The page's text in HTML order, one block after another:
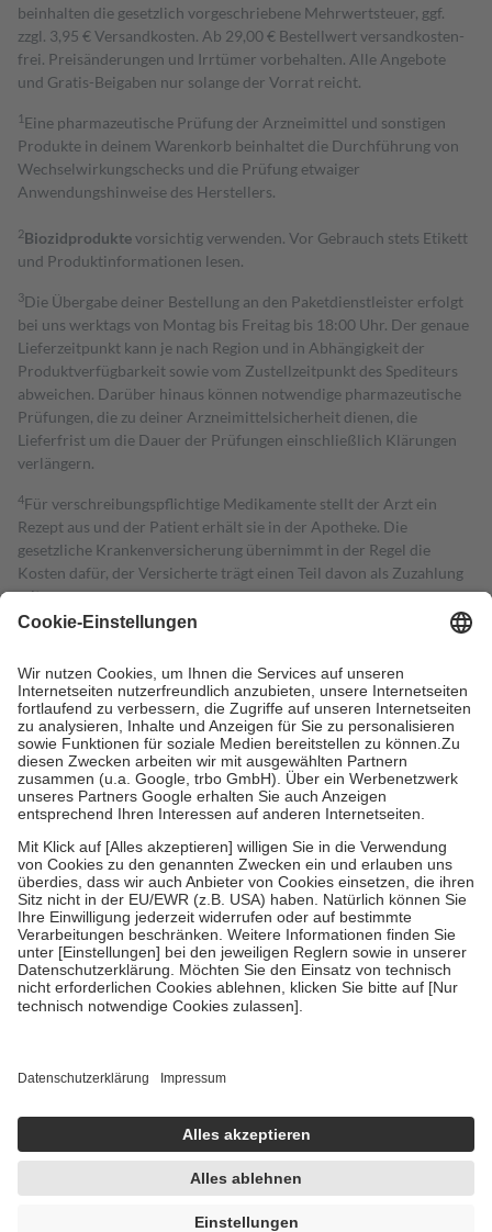
beinhalten die gesetzlich vorgeschriebene Mehrwertsteuer, ggf.
zzgl. 3,95 € Versandkosten. Ab 29,00 € Bestell­wert versand­kosten­
frei. Preisänderungen und Irrtümer vorbehalten. Alle Angebote
und Gratis-Beigaben nur solange der Vorrat reicht.
1 Eine pharmazeutische Prüfung der Arzneimittel und sonstigen
Produkte in deinem Warenkorb beinhaltet die Durchführung von
Wechselwirkungschecks und die Prüfung etwaiger
Anwendungshinweise des Herstellers.
2Biozidproduktevorsichtig verwenden. Vor Gebrauch stets Etikett
und Produktinformationen lesen.
3Die Übergabe deiner Bestellung an den Paketdienstleister erfolgt
bei uns werktags von Montag bis Freitag bis 18:00 Uhr. Der genaue
Lieferzeitpunkt kann je nach Region und in Abhängigkeit der
Produktverfügbarkeit sowie vom Zustellzeitpunkt des Spediteurs
abweichen. Darüber hinaus können notwendige pharmazeutische
Prüfungen, die zu deiner Arzneimittelsicherheit dienen, die
Lieferfrist um die Dauer der Prüfungen einschließlich Klärungen
verlängern.
4Für verschreibungspflichtige Medikamente stellt der Arzt ein
Rezept aus und der Patient erhält sie in der Apotheke. Die
gesetzliche Krankenversicherung übernimmt in der Regel die
Kosten dafür, der Versicherte trägt einen Teil davon als Zuzahlung
mit.
Grundsätzlich leisten Mitglieder Zuzahlungen in Höhe von zehn
höchstens zehn Euro.
Es sind jedoch nie mehr als die tatsächlichen
Kosten der Leistung zu entrichten.
Diese Regeln gelten grundsätzlich auch für Online-Apotheken.
Bei Heilmitteln und häuslicher Krankenpflege beträgt die
Zuzahlung zehn Prozent der Kosten sowie zehn Euro je
Verordnung.
Um das Engagement der Versicherten für ihre eigene Gesundheit zu
stärken und die besondere Stellung der Familie zu unterstützen,
fallenkeine Zuzahlungenan bei:
• Kindern und Jugendlichen bis zum vollendeten 18. Lebensjahr
mit Ausnahme der Fahrkosten
• Untersuchungen zur Vorsorge und Früherkennung, die von der
GKV getragen werden
• empfohlenen Schutzimpfungen
• Harn- und Blutteststreifen
getroffen, um sicherzustellen, dass es sich um echte Bewertungen
https://help.etrusted.com/hc/de/articles/4419944605341
Einige Bilder und Inhalte wurden unter Zuhilfenahme künstlicher